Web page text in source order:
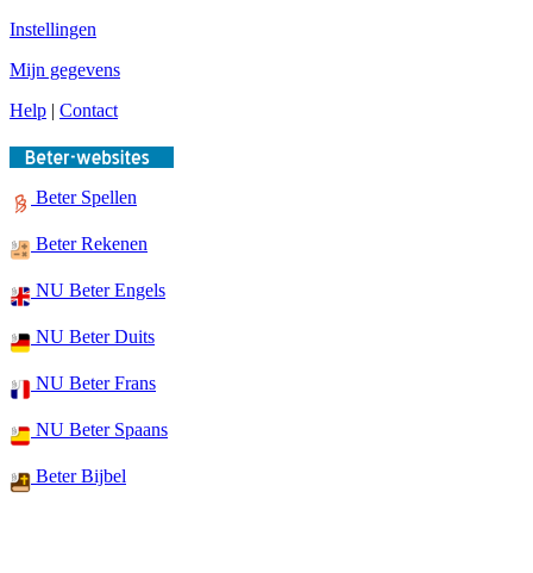
Instellingen
Mijn gegevens
Help | Contact
Beter Spellen
Beter Rekenen
NU Beter Engels
NU Beter Duits
NU Beter Frans
NU Beter Spaans
Beter Bijbel